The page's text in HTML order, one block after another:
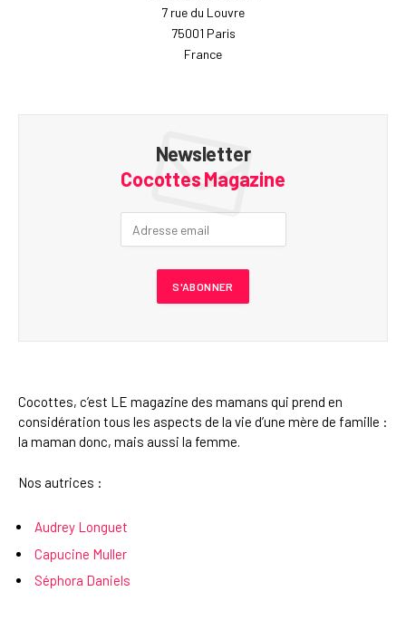
7 rue du Louvre
75001 Paris
France
Newsletter
Cocottes Magazine
Cocottes, c’est LE magazine des mamans qui prend en
considération tous les aspects de la vie d’une mère de famille :
la maman donc, mais aussi la femme.
Nos autrices :
Audrey Longuet
Capucine Muller
Séphora Daniels